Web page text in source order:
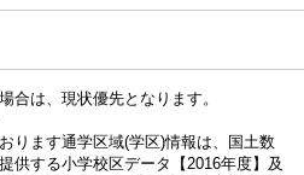
合は、現状優先となります。
ります通学区域(学区)情報は、国土数
供する小学校区データ【2016年度】及